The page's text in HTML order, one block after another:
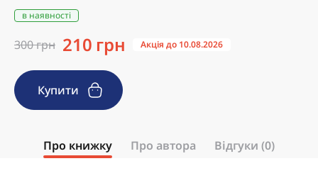
в наявності
300 грн 210 грн Акція до 10.08.2026
Купити
Про книжку Про автора Відгуки (0)